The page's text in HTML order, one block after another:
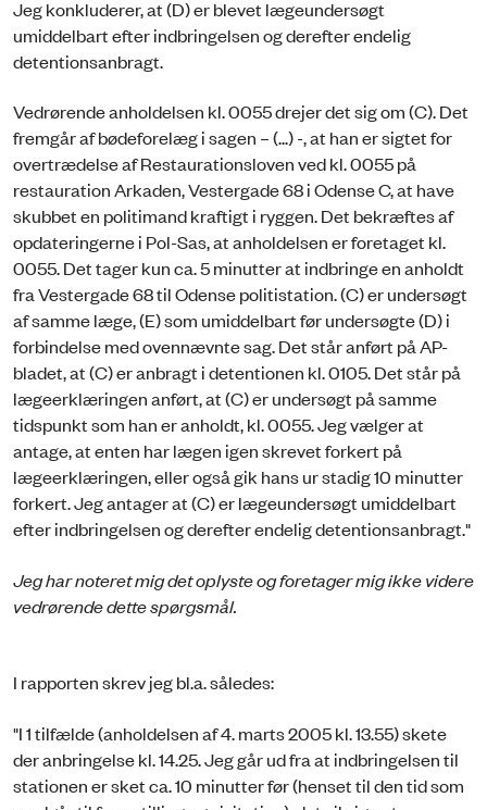
Jeg konkluderer, at (D) er blevet lægeundersøgt
umiddelbart efter indbringelsen og derefter endelig
detentionsanbragt.
Vedrørende anholdelsen kl. 0055 drejer det sig om (C). Det
fremgår af bødeforelæg i sagen – (...) -, at han er sigtet for
overtrædelse af Restaurationsloven ved kl. 0055 på
restauration Arkaden, Vestergade 68 i Odense C, at have
skubbet en politimand kraftigt i ryggen. Det bekræftes af
opdateringerne i Pol-Sas, at anholdelsen er foretaget kl.
0055. Det tager kun ca. 5 minutter at indbringe en anholdt
fra Vestergade 68 til Odense politistation. (C) er undersøgt
af samme læge, (E) som umiddelbart før undersøgte (D) i
forbindelse med ovennævnte sag. Det står anført på AP-
bladet, at (C) er anbragt i detentionen kl. 0105. Det står på
lægeerklæringen anført, at (C) er undersøgt på samme
tidspunkt som han er anholdt, kl. 0055. Jeg vælger at
antage, at enten har lægen igen skrevet forkert på
lægeerklæringen, eller også gik hans ur stadig 10 minutter
forkert. Jeg antager at (C) er lægeundersøgt umiddelbart
efter indbringelsen og derefter endelig detentionsanbragt."
Jeg har noteret mig det oplyste og foretager mig ikke videre
vedrørende dette spørgsmål.
I rapporten skrev jeg bl.a. således:
"I 1 tilfælde (anholdelsen af 4. marts 2005 kl. 13.55) skete
der anbringelse kl. 14.25. Jeg går ud fra at indbringelsen til
stationen er sket ca. 10 minutter før (henset til den tid som